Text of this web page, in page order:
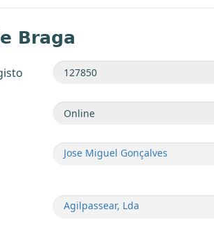
Braga
Jose Miguel Gonçalves
Agilpassear, Lda